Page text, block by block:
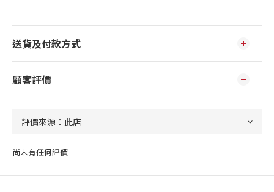
送貨及付款方式
顧客評價
尚未有任何評價